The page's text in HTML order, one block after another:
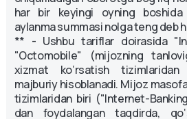
har bir keyingi oyning boshida
aylanma summasi nolga teng deb
** - Ushbu tariflar doirasida
"Octomobile" (mijozning
xizmat ko‘rsatish
majburiy hisoblanadi. Mijoz
tizimlaridan biri ("Internet-
dan foydalangan taqdirda,